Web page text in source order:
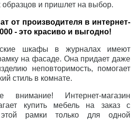
образцов и пришлет на выбор.
от производителя в интернет-
- это красиво и выгодно!
шкафы в журналах имеют
на фасаде. Она придает даже
неповторимость, помогает
стиль в комнате.
Интернет-магазин
купить мебель на заказ с
этой рамки только для одной